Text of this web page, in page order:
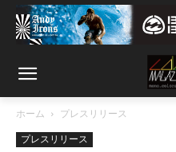
ホーム
プレスリリース
プレスリリース